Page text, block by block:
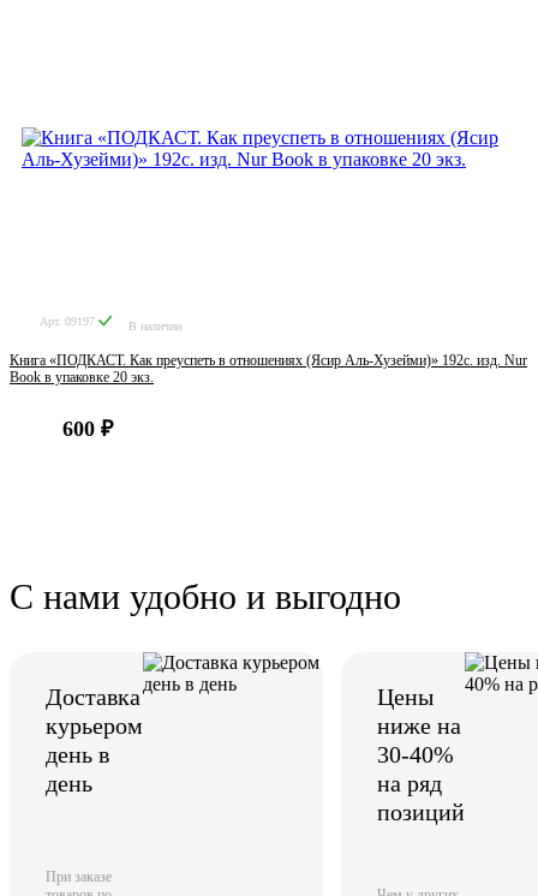
Арт. 09197 В наличии
Книга «ПОДКАСТ. Как преуспеть в отношениях (Ясир Аль-Хузейми)» 192с. изд. Nur
Book в упаковке 20 экз.
600 ₽
С нами удобно и выгодно
Доставка
курьером
день в
день
При заказе
Цены
ниже на
30-40%
на ряд
позиций